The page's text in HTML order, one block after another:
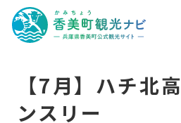
香
美
町
ナ
ビ
-
兵
【7月】ハチ北
ンスリー